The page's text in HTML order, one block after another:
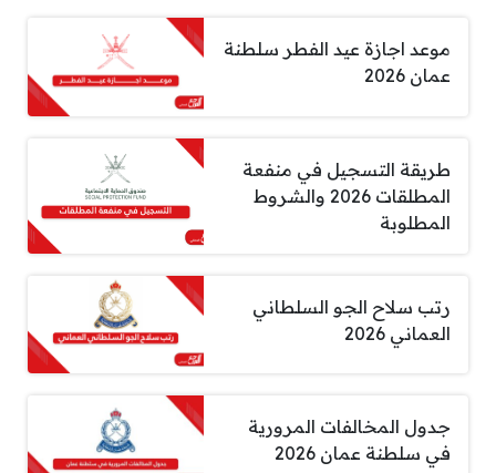
موعد اجازة عيد الفطر سلطنة
عمان 2026
طريقة التسجيل في منفعة
المطلقات 2026 والشروط
المطلوبة
رتب سلاح الجو السلطاني
العماني 2026
جدول المخالفات المرورية
في سلطنة عمان 2026